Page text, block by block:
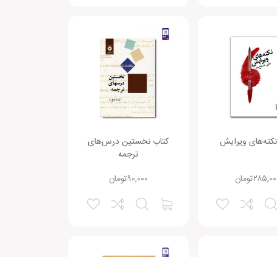
ویرایش
تومان
کتاب نخستین درس‌های
ترجمه
تومان۹۰,۰۰۰